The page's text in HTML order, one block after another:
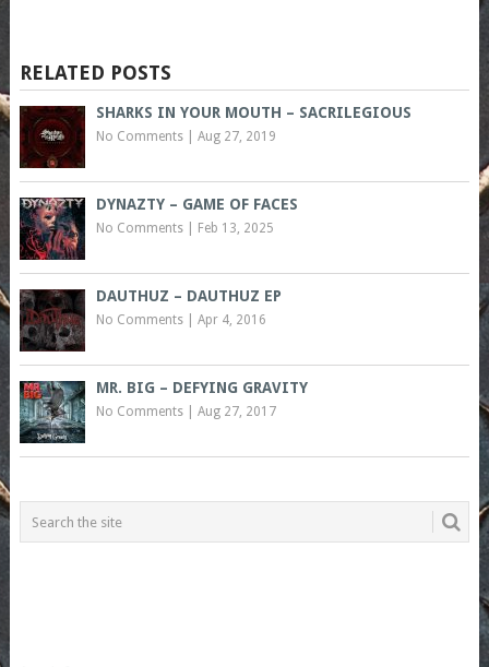
RELATED POSTS
SHARKS IN YOUR MOUTH – SACRILEGIOUS
No Comments| Aug 27, 2019
DYNAZTY – GAME OF FACES
No Comments| Feb 13, 2025
DAUTHUZ – DAUTHUZ EP
No Comments| Apr 4, 2016
MR. BIG – DEFYING GRAVITY
No Comments| Aug 27, 2017